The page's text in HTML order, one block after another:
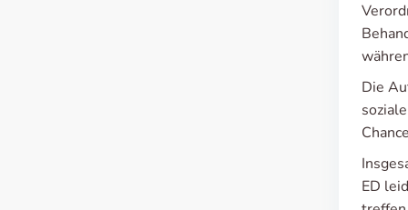
Die
ED